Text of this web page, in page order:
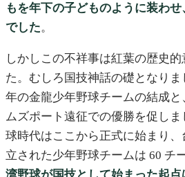
もを年下の子どものように装わ
でした。
しかしこの不祥事は紅葉の歴史
た。むしろ国技神話の礎となり
年の金龍少年野球チームの結成
ムズポート遠征での優勝を促しま
球時代はここから正式に始まり
立された少年野球チームは 60 チ